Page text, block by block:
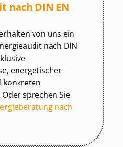
nach DIN EN
von uns ein
nach DIN
energetischer
konkreten
sprechen Sie
nach